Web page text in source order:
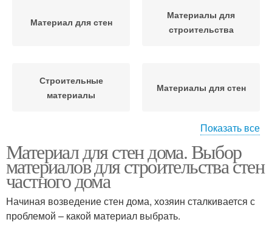
Материал для стен
Материалы для
строительства
Строительные
материалы
Материалы для стен
материал
Материалы для
устройства
Современные
Дешевый материал
Показать все
Материал для стен дома. Выбор
материалов для строительства стен
частного дома
Начиная возведение стен дома, хозяин сталкивается с
проблемой – какой материал выбрать.